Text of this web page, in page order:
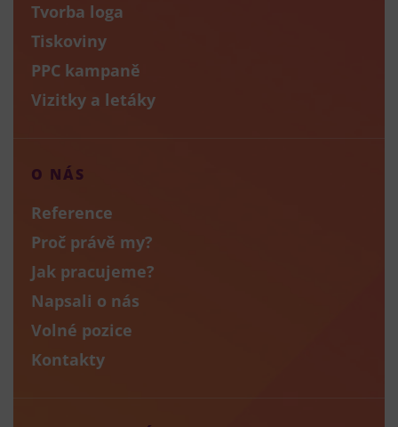
Tvorba loga
Tiskoviny
PPC kampaně
Vizitky a letáky
O NÁS
Reference
Proč právě my?
Jak pracujeme?
Napsali o nás
Volné pozice
Kontakty